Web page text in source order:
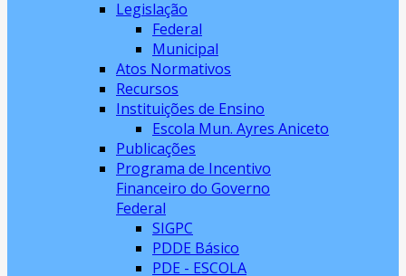
Legislação
Federal
Municipal
Atos Normativos
Recursos
Instituições de Ensino
Escola Mun. Ayres Aniceto
Publicações
Programa de Incentivo
Financeiro do Governo
Federal
SIGPC
PDDE Básico
PDE - ESCOLA